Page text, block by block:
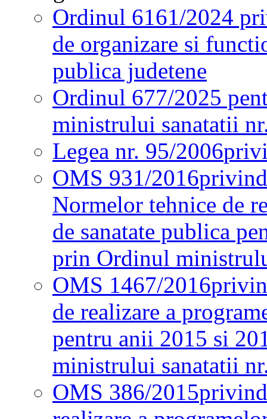
Ordinul 6161/2024
de organizare si
publica judetene
Ordinul 677/2025
ministrului sanatatii
Legea nr. 95/2006
OMS 931/2016
Normelor tehnice de
de sanatate publica
prin Ordinul
OMS 1467/2016
de realizare a
pentru anii 2015 si
ministrului sanatatii
OMS 386/2015